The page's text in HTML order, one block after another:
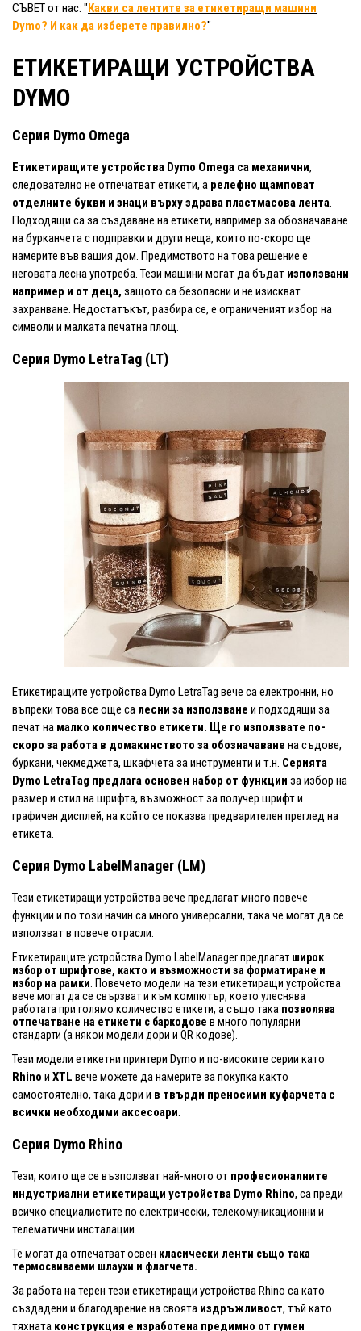
СЪВЕТ от нас: "Какви са лентите за етикетиращи машини
Dymo? И как да изберете правилно?"
ЕТИКЕТИРАЩИ УСТРОЙСТВА
DYMO
Серия Dymo Omega
Етикетиращите устройства Dymo Omega са механични,
следователно не отпечатват етикети, а релефно щамповат
отделните букви и знаци върху здрава пластмасова лента.
Подходящи са за създаване на етикети, например за обозначаване
на бурканчета с подправки и други неща, които по-скоро ще
намерите във вашия дом. Предимството на това решение е
неговата лесна употреба. Тези машини могат да бъдат използвани
например и от деца, защото са безопасни и не изискват
захранване. Недостатъкът, разбира се, е ограниченият избор на
символи и малката печатна площ.
Серия Dymo LetraTag (LT)
Етикетиращите устройства Dymo LetraTag вече са електронни, но
въпреки това все още са лесни за използване и подходящи за
печат на малко количество етикети. Ще го използвате по-
скоро за работа в домакинството за обозначаване на съдове,
буркани, чекмеджета, шкафчета за инструменти и т.н. Серията
Dymo LetraTag предлага основен набор от функции за избор на
размер и стил на шрифта, възможност за получер шрифт и
графичен дисплей, на който се показва предварителен преглед на
етикета.
Серия Dymo LabelManager (LM)
Тези етикетиращи устройства вече предлагат много повече
функции и по този начин са много универсални, така че могат да се
използват в повече отрасли.
Етикетиращите устройства Dymo LabelManager предлагат широк
избор от шрифтове, както и възможности за форматиране и
избор на рамки . Повечето модели на тези етикетиращи устройства
вече могат да се свързват и към компютър, което улеснява
работата при голямо количество етикети, а също така позволява
отпечатване на етикети с баркодове в много популярни
стандарти (а някои модели дори и QR кодове).
Тези модели етикетни принтери Dymo и по-високите серии като
Rhino и XTL вече можете да намерите за покупка както
самостоятелно, така дори и в твърди преносими куфарчета с
всички необходими аксесоари.
Серия Dymo Rhino
Тези, които ще се възползват най-много от професионалните
индустриални етикетиращи устройства Dymo Rhino, са преди
всичко специалистите по електрически, телекомуникационни и
телематични инсталации.
Те могат да отпечатват освен класически ленти също така
термосвиваеми шлаухи и флагчета.
За работа на терен тези етикетиращи устройства Rhino са като
създадени и благодарение на своята издръжливост, тъй като
тяхната конструкция е изработена предимно от гумен